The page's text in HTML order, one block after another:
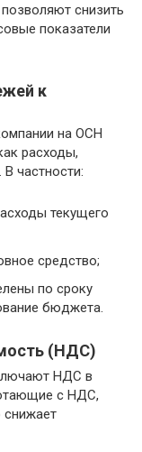
снизить
показатели
к
на ОСН
расходы,
частности:
текущего
средство;
по сроку
бюджета.
(НДС)
НДС в
с НДС,
снижает